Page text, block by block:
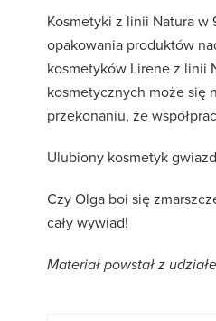
Kosmetyki z linii Natura w
opakowania produktów
kosmetyków Lirene z linii
kosmetycznych może się
przekonaniu, że
Ulubiony kosmetyk
Czy Olga boi się
cały wywiad!
Materiał powstał z